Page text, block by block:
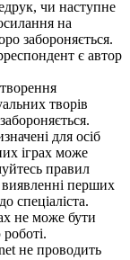
чи наступне
на
забороняється.
є автор
творів
для осіб
іграх може
правил
перших
спеціаліста.
не може бути
не проводить